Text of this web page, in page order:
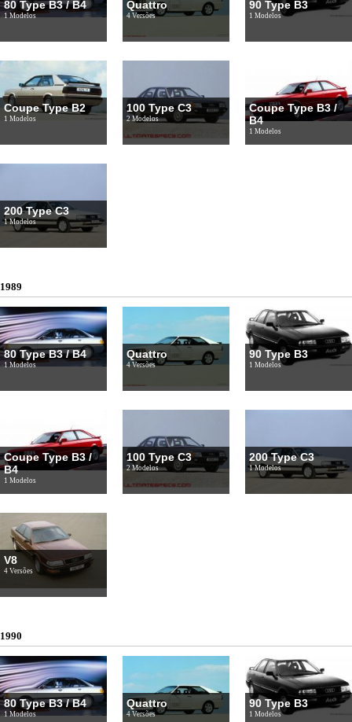
80 Type B3 / B4
1 Modelos
Quattro
4 Versões
90 Type B3
1 Modelos
Coupe Type B2
1 Modelos
100 Type C3
2 Modelos
Coupe Type B3 /
B4
1 Modelos
200 Type C3
1 Modelos
1989
80 Type B3 / B4
1 Modelos
Quattro
4 Versões
90 Type B3
1 Modelos
Coupe Type B3 /
B4
1 Modelos
100 Type C3
2 Modelos
200 Type C3
1 Modelos
V8
4 Versões
1990
80 Type B3 / B4
1 Modelos
Quattro
4 Versões
90 Type B3
1 Modelos